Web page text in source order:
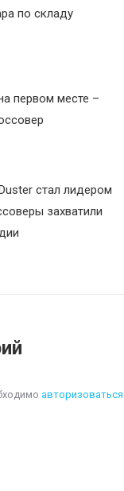
по складу
первом месте –
стал лидером
захватили
авторизоваться